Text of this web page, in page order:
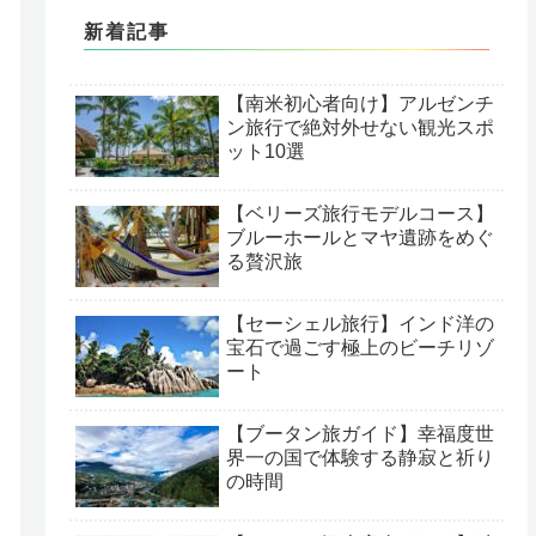
新着記事
【南米初心者向け】アルゼンチ
ン旅行で絶対外せない観光スポ
ット10選
【ベリーズ旅行モデルコース】
ブルーホールとマヤ遺跡をめぐ
る贅沢旅
【セーシェル旅行】インド洋の
宝石で過ごす極上のビーチリゾ
ート
【ブータン旅ガイド】幸福度世
界一の国で体験する静寂と祈り
の時間